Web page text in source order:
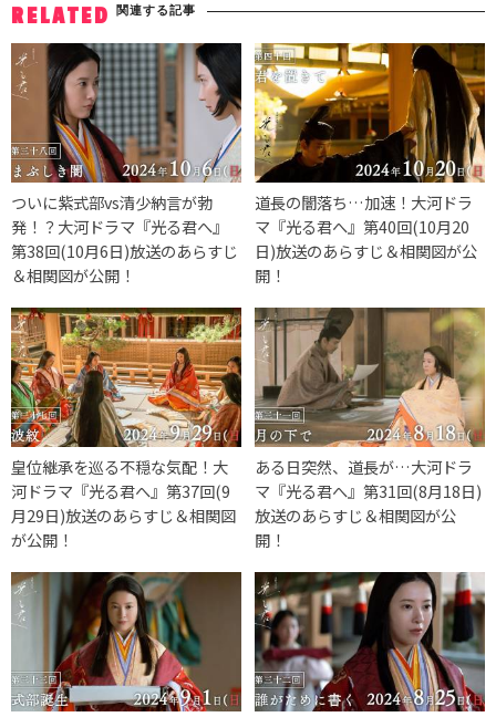
RELATED 関連する記事
ついに紫式部vs清少納言が勃
発！？大河ドラマ『光る君へ』
第38回(10月6日)放送のあらすじ
＆相関図が公開！
道長の闇落ち…加速！大河ドラ
マ『光る君へ』第40回(10月20
日)放送のあらすじ＆相関図が公
開！
皇位継承を巡る不穏な気配！大
河ドラマ『光る君へ』第37回(9
月29日)放送のあらすじ＆相関図
が公開！
ある日突然、道長が…大河ドラ
マ『光る君へ』第31回(8月18日)
放送のあらすじ＆相関図が公
開！